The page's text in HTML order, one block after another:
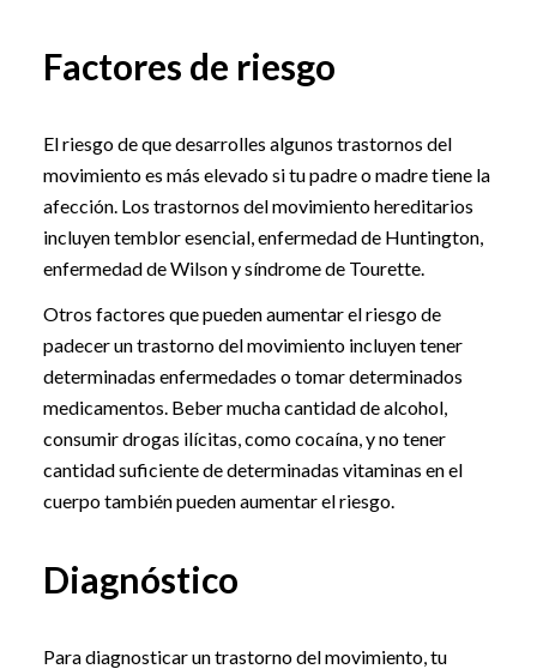
Factores de riesgo
El riesgo de que desarrolles algunos trastornos del
movimiento es más elevado si tu padre o madre tiene la
afección. Los trastornos del movimiento hereditarios
incluyen temblor esencial, enfermedad de Huntington,
enfermedad de Wilson y síndrome de Tourette.
Otros factores que pueden aumentar el riesgo de
padecer un trastorno del movimiento incluyen tener
determinadas enfermedades o tomar determinados
medicamentos. Beber mucha cantidad de alcohol,
consumir drogas ilícitas, como cocaína, y no tener
cantidad suficiente de determinadas vitaminas en el
cuerpo también pueden aumentar el riesgo.
Diagnóstico
Para diagnosticar un trastorno del movimiento, tu